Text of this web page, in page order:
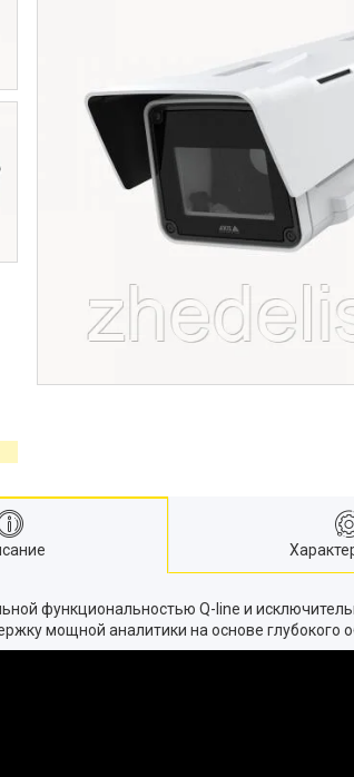
функциональностью Q-line и
мощной аналитики на основе глубокого